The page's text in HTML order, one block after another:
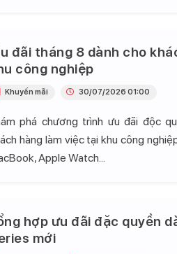
đãi tháng 8 dành cho
công nghiệp
phá chương trình ưu đãi độc
hàng làm việc tại khu công
Apple Watch...
Khuyến mãi 30/07/2026 01:00
hợp ưu đãi đặc quyền
mới